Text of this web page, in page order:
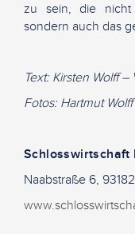
zu sein, die nicht
sondern auch das
Text: Kirsten Wolff
Fotos: Hartmut
Schlosswirtschaft
Naabstraße 6,